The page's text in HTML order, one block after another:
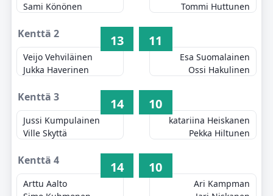
Sami Könönen
Tommi Huttunen
Kenttä 2
Veijo Vehviläinen
Jukka Haverinen
13 11
Esa Suomalainen
Ossi Hakulinen
Kenttä 3
Jussi Kumpulainen
Ville Skyttä
14 10
katariina Heiskanen
Pekka Hiltunen
Kenttä 4
Arttu Aalto
14 10
Ari Kampman